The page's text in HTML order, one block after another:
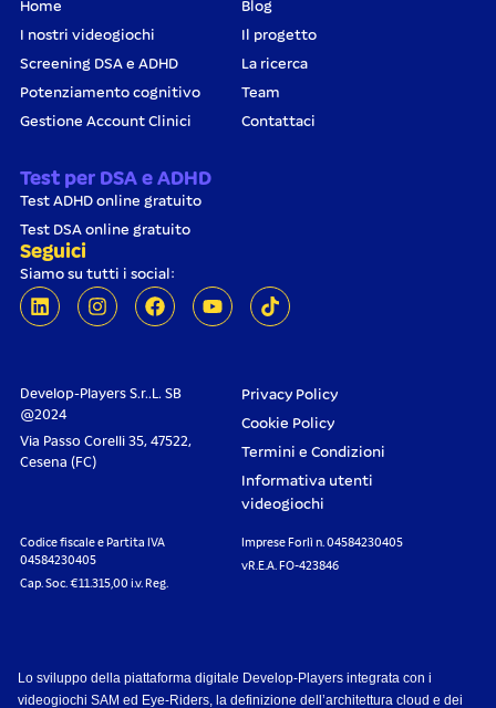
Home
I nostri videogiochi
Screening DSA e ADHD
Potenziamento cognitivo
Gestione Account Clinici
Blog
Il progetto
La ricerca
Team
Contattaci
Test per DSA e ADHD
Test ADHD online gratuito
Test DSA online gratuito
Seguici
Siamo su tutti i social:
Develop-Players S.r..L. SB
@2024
Via Passo Corelli 35, 47522,
Cesena (FC)
Privacy Policy
Cookie Policy
Termini e Condizioni
Informativa utenti
videogiochi
Codice fiscale e Partita IVA
04584230405
Cap. Soc. €11.315,00 i.v. Reg.
Imprese Forlì n. 04584230405
vR.E.A. FO-423846
Lo sviluppo della piattaforma digitale Develop-Players integrata con i
videogiochi SAM ed Eye-Riders, la definizione dell’architettura cloud e dei